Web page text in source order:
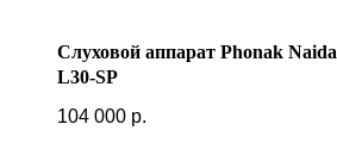
Слуховой аппарат Phonak Naida
L30-SP
104 000 р.